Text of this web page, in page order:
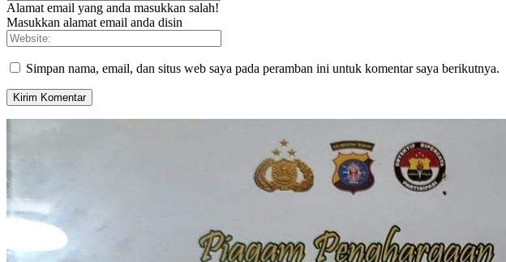
Alamat email yang anda masukkan salah!
Masukkan alamat email anda disin
Simpan nama, email, dan situs web saya pada peramban ini untuk komentar saya berikutnya.